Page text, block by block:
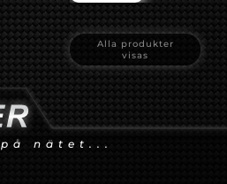
Alla produkter
visas
på nätet...